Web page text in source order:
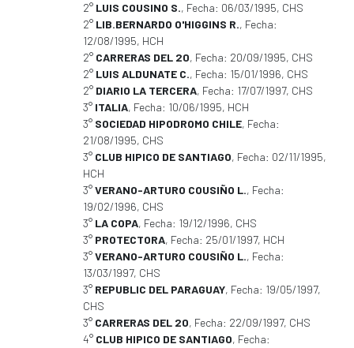
2° LUIS COUSINO S., Fecha: 06/03/1995, CHS
2° LIB.BERNARDO O'HIGGINS R., Fecha:
12/08/1995, HCH
2° CARRERAS DEL 20, Fecha: 20/09/1995, CHS
2° LUIS ALDUNATE C., Fecha: 15/01/1996, CHS
2° DIARIO LA TERCERA, Fecha: 17/07/1997, CHS
3° ITALIA, Fecha: 10/06/1995, HCH
3° SOCIEDAD HIPODROMO CHILE, Fecha:
21/08/1995, CHS
3° CLUB HIPICO DE SANTIAGO, Fecha: 02/11/1995,
HCH
3°VERANO-ARTURO COUSIÑO L., Fecha:
19/02/1996, CHS
3° LA COPA, Fecha: 19/12/1996, CHS
3° PROTECTORA, Fecha: 25/01/1997, HCH
3°VERANO-ARTURO COUSIÑO L., Fecha:
13/03/1997, CHS
3° REPUBLIC DEL PARAGUAY, Fecha: 19/05/1997,
CHS
3° CARRERAS DEL 20, Fecha: 22/09/1997, CHS
4° CLUB HIPICO DE SANTIAGO, Fecha: